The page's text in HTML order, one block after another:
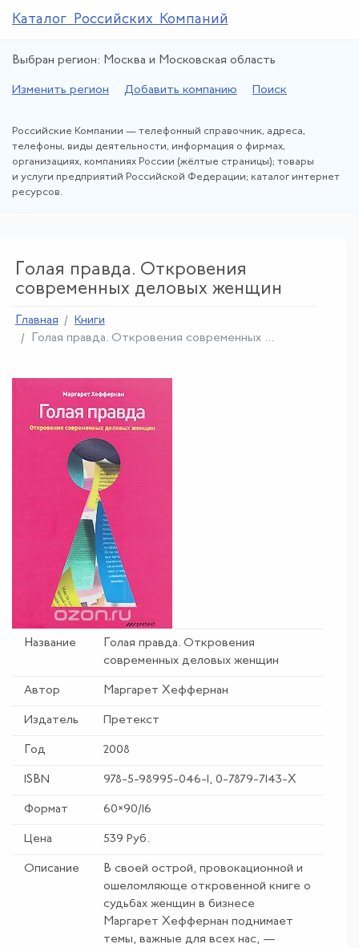
Каталог Российских Компаний
Выбран регион: Москва и Московская область
Изменить регион Добавить компанию Поиск
Российские Компании — телефонный справочник, адреса,
телефоны, виды деятельности, информация о фирмах,
организациях, компаниях России (жёлтые страницы); товары
и услуги предприятий Российской Федерации; каталог интернет
ресурсов.
Голая правда. Откровения
современных деловых женщин
Главная
Книги
Голая правда. Откровения современных ...
Название Голая правда. Откровения
современных деловых женщин
Автор Маргарет Хеффернан
Издатель Претекст
Год 2008
ISBN 978-5-98995-046-1, 0-7879-7143-X
Формат 60×90/16
Цена 539 Руб.
Описание
В своей острой, провокационной и
ошеломляюще откровенной книге о
судьбах женщин в бизнесе
Маргарет Хеффернан поднимает
темы, важные для всех нас, —